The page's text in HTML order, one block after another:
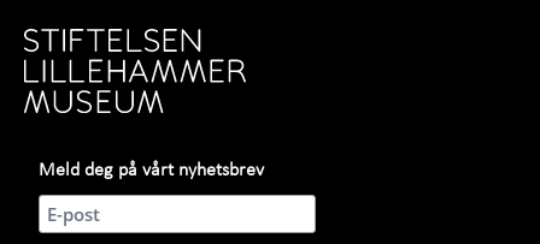
Meld deg på vårt nyhetsbrev